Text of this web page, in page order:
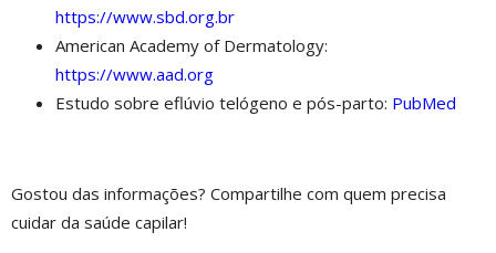
https://www.sbd.org.br
American Academy of Dermatology:
https://www.aad.org
Estudo sobre eflúvio telógeno e pós-parto: PubMed
Gostou das informações? Compartilhe com quem precisa
cuidar da saúde capilar!